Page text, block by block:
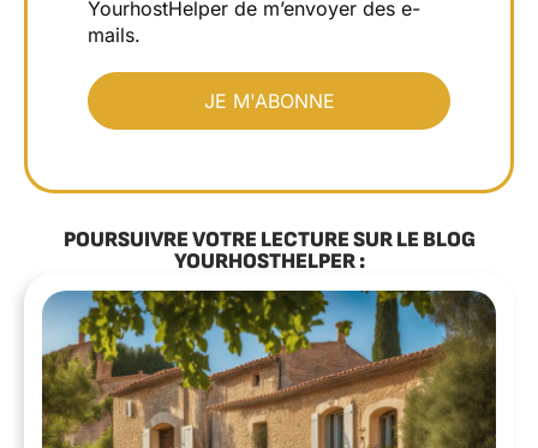
YourhostHelper de m’envoyer des e-
mails.
POURSUIVRE VOTRE LECTURE SUR LE BLOG
YOURHOSTHELPER :